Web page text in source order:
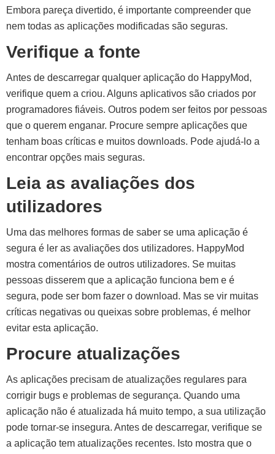
Embora pareça divertido, é importante compreender que
nem todas as aplicações modificadas são seguras.
Verifique a fonte
Antes de descarregar qualquer aplicação do HappyMod,
verifique quem a criou. Alguns aplicativos são criados por
programadores fiáveis. Outros podem ser feitos por pessoas
que o querem enganar. Procure sempre aplicações que
tenham boas críticas e muitos downloads. Pode ajudá-lo a
encontrar opções mais seguras.
Leia as avaliações dos
utilizadores
Uma das melhores formas de saber se uma aplicação é
segura é ler as avaliações dos utilizadores. HappyMod
mostra comentários de outros utilizadores. Se muitas
pessoas disserem que a aplicação funciona bem e é
segura, pode ser bom fazer o download. Mas se vir muitas
críticas negativas ou queixas sobre problemas, é melhor
evitar esta aplicação.
Procure atualizações
As aplicações precisam de atualizações regulares para
corrigir bugs e problemas de segurança. Quando uma
aplicação não é atualizada há muito tempo, a sua utilização
pode tornar-se insegura. Antes de descarregar, verifique se
a aplicação tem atualizações recentes. Isto mostra que o